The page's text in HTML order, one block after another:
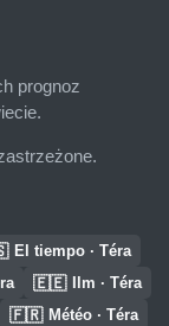
prognoz
El tiempo · Téra
🇪🇪 Ilm · Téra
🇫🇷 Météo · Téra